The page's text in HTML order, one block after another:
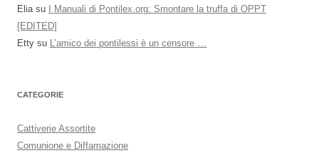
Elia su
I Manuali di Pontilex.org: Smontare la truffa di OPPT
[EDITED]
Etty su L’amico dei pontilessi è un censore …
CATEGORIE
Cattiverie Assortite
Comunione e Diffamazione